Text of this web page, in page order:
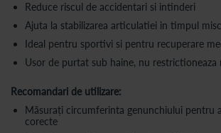
Reduce riscul de accidentari si intinderi
Ajuta la stabilizarea articulatiei in timpul
Ideal pentru sportivi si pentru recuperare
Usor de purtat sub haine, nu restrictioneaza
Recomandari de utilizare:
Măsurați circumferinta genunchiului pentru
corecte